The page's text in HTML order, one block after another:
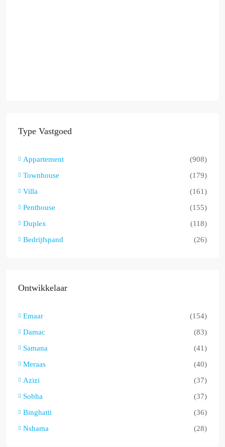
Type Vastgoed
Appartement
(908)
Townhouse
(179)
Villa
(161)
Penthouse
(155)
Duplex
(118)
Bedrijfspand
(26)
Ontwikkelaar
Emaar
(154)
Damac
(83)
Samana
(41)
Meraas
(40)
Azizi
(37)
Sobha
(37)
Binghatti
(36)
Nshama
(28)